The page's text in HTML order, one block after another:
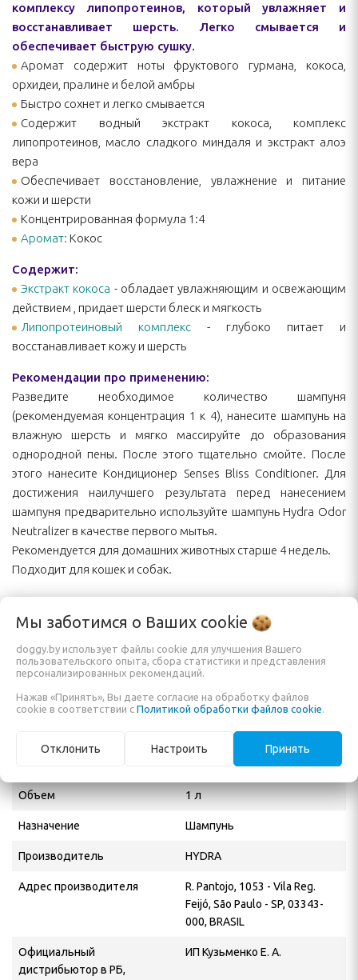
комплексу липопротеинов, который увлажняет и
восстанавливает шерсть. Легко смывается и
обеспечивает быструю сушку.
Аромат содержит ноты фруктового гурмана, кокоса,
орхидеи, пралине и белой амбры
Быстро сохнет и легко смывается
Содержит водный экстракт кокоса, комплекс
липопротеинов, масло сладкого миндаля и экстракт алоэ
вера
Обеспечивает восстановление, увлажнение и питание
кожи и шерсти
Концентрированная формула 1:4
Аромат: Кокос
Содержит:
Экстракт кокоса - обладает увлажняющим и освежающим
действием , придает шерсти блеск и мягкость
Липопротеиновый комплекс - глубоко питает и
восстанавливает кожу и шерсть
Рекомендации про применению:
Разведите необходимое количество шампуня
(рекомендуемая концентрация 1 к 4), нанесите шампунь на
влажную шерсть и мягко массируйте до образования
однородной пены. После этого тщательно смойте. После
этого нанесите Кондиционер Senses Bliss Conditioner. Для
достижения наилучшего результата перед нанесением
шампуня предварительно используйте шампунь Hydra Odor
Neutralizer в качестве первого мытья.
Рекомендуется для домашних животных старше 4 недель.
Подходит для кошек и собак.
Water/ Aqua, Sodium Laureth Sulfate, Cocamidopropyl Betaine,
Sodium Cocomphoacetate, Glycol Distearate, Cocamide MIPA,
Fragrance, PEG-120 Methyl Glucose Dioleate, Lipoprotein
and Polyquaternium-10.
Характеристики
Объем 1 л
Назначение Шампунь
Производитель HYDRA
Адрес производителя
R. Pantojo, 1053 - Vila Reg.
Feijó, São Paulo - SP, 03343-
000, BRASIL
Официальный
дистрибьютор в РБ,
ИП Кузьменко Е. А.
Мы заботимся о Ваших cookie
doggy.by использует файлы cookie для улучшения Вашего
пользовательского опыта, сбора статистики и представления
персонализированных рекомендаций.
Нажав «Принять», Вы даете согласие на обработку файлов
cookie в соответствии с Политикой обработки файлов cookie
Отклонить Настроить Принять